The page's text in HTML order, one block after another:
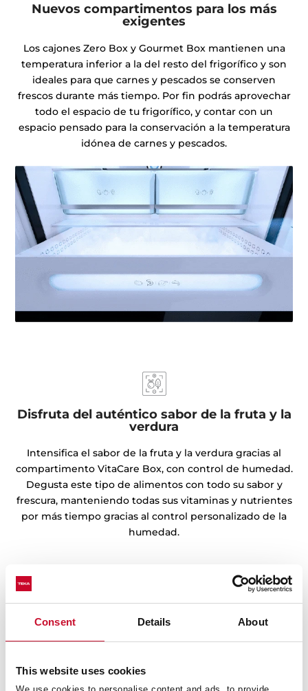
Consent Details About
This website uses cookies
Nuevos compartimentos para los más
exigentes
Los cajones Zero Box y Gourmet Box mantienen una
temperatura inferior a la del resto del frigorífico y son
ideales para que carnes y pescados se conserven
frescos durante más tiempo. Por fin podrás aprovechar
todo el espacio de tu frigorífico, y contar con un
espacio pensado para la conservación a la temperatura
idónea de carnes y pescados.
Disfruta del auténtico sabor de la fruta y la
verdura
Intensifica el sabor de la fruta y la verdura gracias al
compartimento VitaCare Box, con control de humedad.
Degusta este tipo de alimentos con todo su sabor y
frescura, manteniendo todas sus vitaminas y nutrientes
por más tiempo gracias al control personalizado de la
humedad.